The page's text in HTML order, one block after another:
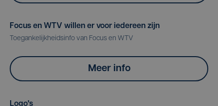
Focus en WTV willen er voor iedereen zijn
Toegankelijkheidsinfo van Focus en WTV
Meer info
Logo's